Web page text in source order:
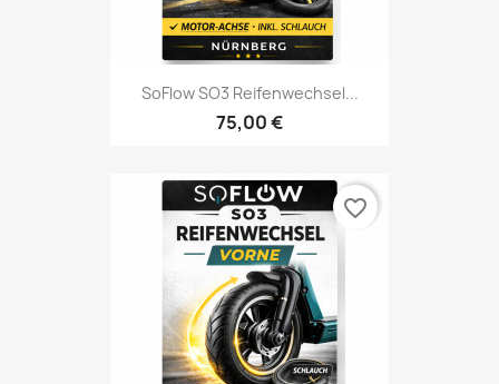
SoFlow SO3 Reifenwechsel...
75,00 €
favorite_border